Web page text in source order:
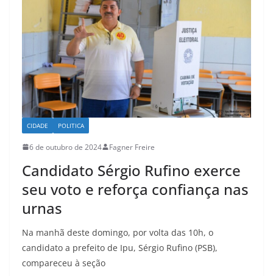
CIDADE POLITICA
6 de outubro de 2024 Fagner Freire
Candidato Sérgio Rufino exerce
seu voto e reforça confiança nas
urnas
Na manhã deste domingo, por volta das 10h, o
candidato a prefeito de Ipu, Sérgio Rufino (PSB),
compareceu à seção